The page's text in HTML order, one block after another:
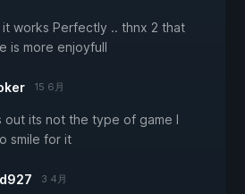
it works Perfectly .. thnx 2 that
is more enjoyfull
15 6月
out its not the type of game I
smile for it
3 4月